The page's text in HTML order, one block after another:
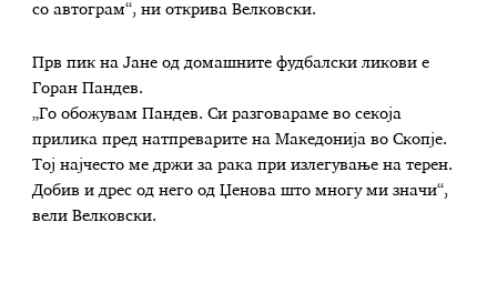
со автограм“, ни открива Велковски.
Прв пик на Јане од домашните фудбалски ликови е
Горан Пандев.
„Го обожувам Пандев. Си разговараме во секоја
прилика пред натпреварите на Македонија во Скопје.
Тој најчесто ме држи за рака при излегување на терен.
Добив и дрес од него од Џенова што многу ми значи“,
вели Велковски.